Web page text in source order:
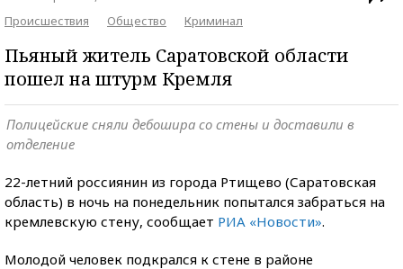
Происшествия
Общество Криминал
Пьяный житель Саратовской области
пошел на штурм Кремля
Полицейские сняли дебошира со стены и доставили в
отделение
22-летний россиянин из города Ртищево (Саратовская
область) в ночь на понедельник попытался забраться на
кремлевскую стену, сообщает РИА «Новости».
Молодой человек подкрался к стене в районе